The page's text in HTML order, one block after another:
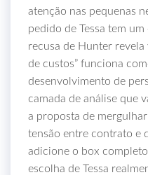
atenção nas pequenas
pedido de Tessa tem
recusa de Hunter revela
de custos” funciona
desenvolvimento de
camada de análise que
a proposta de
tensão entre contrato e
adicione o box
escolha de Tessa